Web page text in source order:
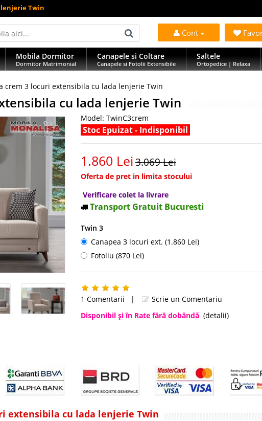
lenjerie Twin
Cont
Mobila Dormitor
Dormitor Matrimonial
Canapele si Coltare
Canapele si Fotolii Extensibile
Saltele
Ortopedice | Relaxa
crem 3 locuri extensibila cu lada lenjerie Twin
cu lada lenjerie Twin
Model: TwinC3crem
Stoc Epuizat - Indisponibil
1.860 Lei3.069 Lei
Oferta de pret in limita stocului
Verificare colet la livrare
Transport Gratuit Bucuresti
Twin 3
Canapea 3 locuri ext. (1.860 Lei)
Fotoliu (870 Lei)
1 Comentarii |
Scrie un Comentariu
Disponibil şi în Rate fără dobândă (detalii)
extensibila cu lada lenjerie Twin